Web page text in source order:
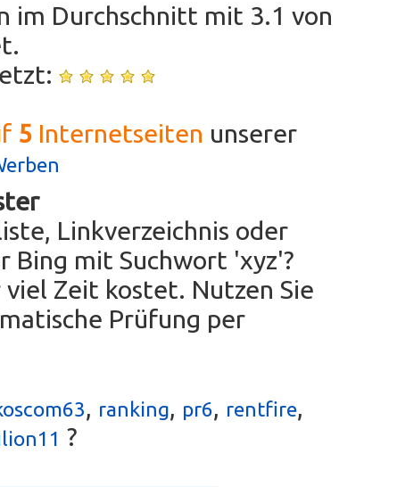
im Durchschnitt mit 3.1 von
5Internetseiten unserer
Linkverzeichnis oder
Bing mit Suchwort 'xyz'?
Zeit kostet. Nutzen Sie
Prüfung per
, ranking, pr6, rentfire,
?